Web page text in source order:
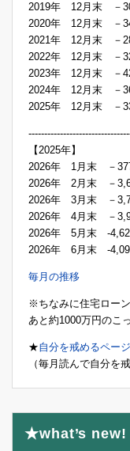
2019年 12月末 －
2020年 12月末 －
2021年 12月末 －
2022年 12月末 －
2023年 12月末 －
2024年 12月末 －
2025年 12月末 －
【2025年】
2026年 1月末 －
2026年 2月末 －
2026年 3月末 －
2026年 4月末 －
2026年 5月末 -
2026年 6月末 -
毎月の推移
※ちなみに住宅ロー
あと約1000万円のこ
★自分を戒めるページ
（毎月読んで自分を戒
★what’s new!